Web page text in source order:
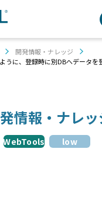
開発情報・ナレッジ
うに、登録時に別DBへデータを
情報・ナレッ
WebTools low